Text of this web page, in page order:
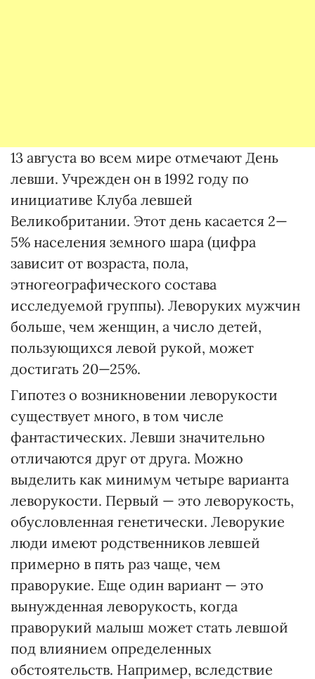
13 августа во всем мире отмечают День
левши. Учрежден он в 1992 году по
инициативе Клуба левшей
Великобритании. Этот день касается 2—
5% населения земного шара (цифра
зависит от возраста, пола,
этногеографического состава
исследуемой группы). Леворуких мужчин
больше, чем женщин, а число детей,
пользующихся левой рукой, может
достигать 20—25%.
Гипотез о возникновении леворукости
существует много, в том числе
фантастических. Левши значительно
отличаются друг от друга. Можно
выделить как минимум четыре варианта
леворукости. Первый — это леворукость,
обусловленная генетически. Леворукие
люди имеют родственников левшей
примерно в пять раз чаще, чем
праворукие. Еще один вариант — это
вынужденная леворукость, когда
праворукий малыш может стать левшой
под влиянием определенных
обстоятельств. Например, вследствие